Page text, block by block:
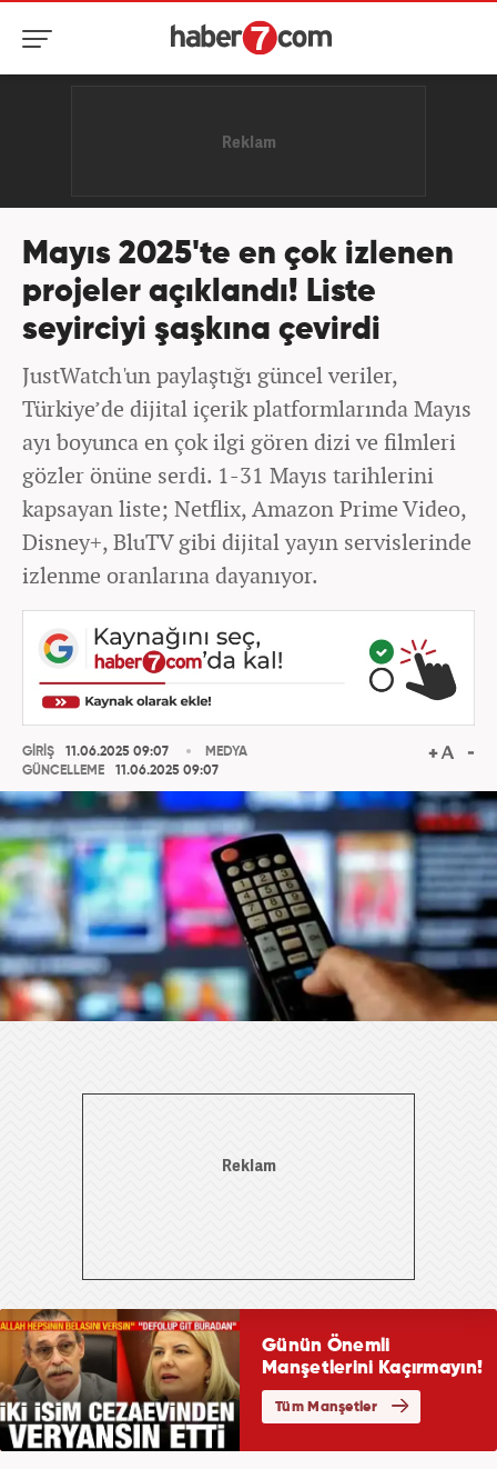
Mayıs 2025'te en çok izlenen
projeler açıklandı! Liste
seyirciyi şaşkına çevirdi
JustWatch'un paylaştığı güncel veriler,
Türkiye’de dijital içerik platformlarında Mayıs
ayı boyunca en çok ilgi gören dizi ve filmleri
gözler önüne serdi. 1-31 Mayıs tarihlerini
kapsayan liste; Netflix, Amazon Prime Video,
Disney+, BluTV gibi dijital yayın servislerinde
izlenme oranlarına dayanıyor.
GİRİŞ
11.06.2025 09:07
GÜNCELLEME
11.06.2025 09:07
MEDYA